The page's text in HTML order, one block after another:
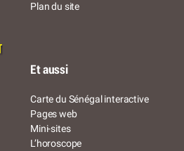
Plan du site
Et aussi
Carte du Sénégal interactive
Pages web
Mini-sites
L’horoscope